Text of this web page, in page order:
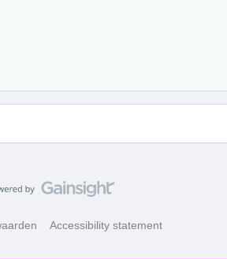
Accessibility statement